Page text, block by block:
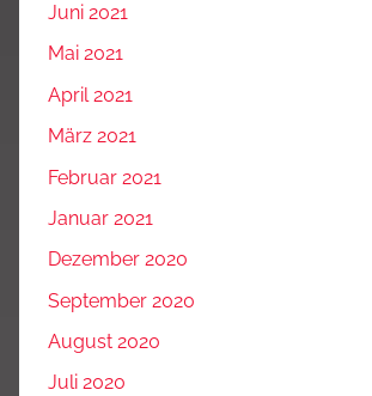
Juni 2021
Mai 2021
April 2021
März 2021
Februar 2021
Januar 2021
Dezember 2020
September 2020
August 2020
Juli 2020